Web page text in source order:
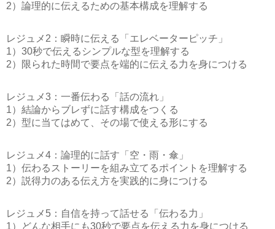
2）論理的に伝えるための基本構成を理解する
レジュメ2：瞬時に伝える「エレベーターピッチ」
1）30秒で伝えるシンプルな型を理解する
2）限られた時間で要点を端的に伝える力を身につける
レジュメ3：一番伝わる「話の流れ」
1）結論からブレずに話す構成をつくる
2）型に当てはめて、その場で使える形にする
レジュメ4：論理的に話す「空・雨・傘」
1）伝わるストーリーを組み立てるポイントを理解する
2）説得力のある伝え方を実践的に身につける
レジュメ5：自信を持って話せる「伝わる力」
1）どんな相手にも30秒で要点を伝える力を身につける